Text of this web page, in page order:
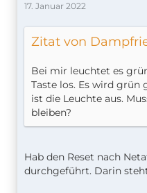
17. Januar 2022
Zitat von
Bei mir leuchtet es
Taste los. Es wird
ist die Leuchte aus.
bleiben?
Hab den Reset nach
durchgeführt. Darin